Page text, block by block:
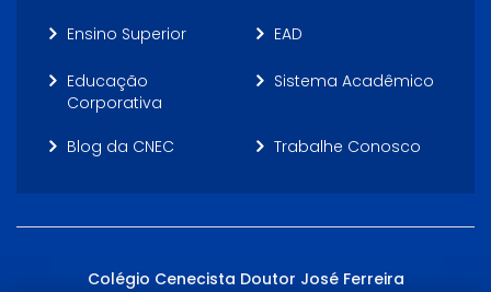
Ensino Superior EAD
Educação
Corporativa
Sistema Acadêmico
Blog da CNEC Trabalhe Conosco
Colégio Cenecista Doutor José Ferreira